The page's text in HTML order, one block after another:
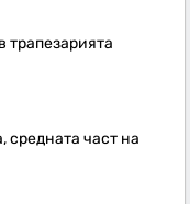
трапезарията
средната част на